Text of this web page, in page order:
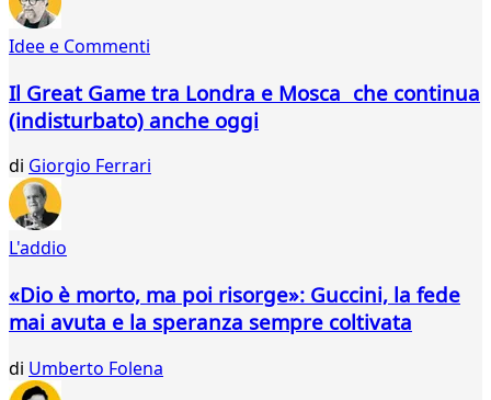
...
Idee e Commenti
Il Great Game tra Londra e Mosca che continua
(indisturbato) anche oggi
di Giorgio Ferrari
L'addio
«Dio è morto, ma poi risorge»: Guccini, la fede
mai avuta e la speranza sempre coltivata
di Umberto Folena